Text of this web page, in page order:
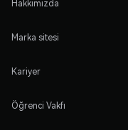
Hakkımızda
Marka sitesi
Kariyer
Öğrenci Vakfı